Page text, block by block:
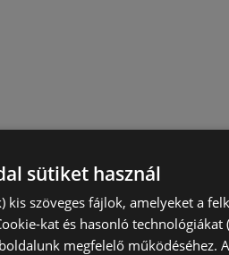
sütiket használ
kis szöveges fájlok, amelyeket a
kat és hasonló technológiákat
megfelelő működéséhez.